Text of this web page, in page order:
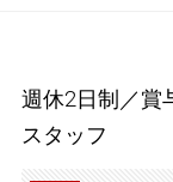
週休2日制／賞
スタッフ